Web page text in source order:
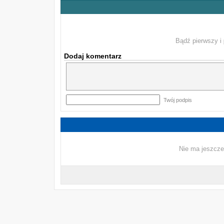
Bądź pierwszy i
Dodaj komentarz
Twój podpis
Nie ma